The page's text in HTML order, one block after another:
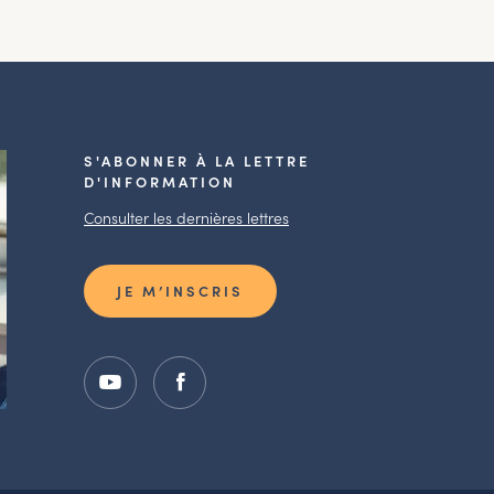
S'ABONNER À LA LETTRE
D'INFORMATION
Consulter les dernières lettres
JE M’INSCRIS